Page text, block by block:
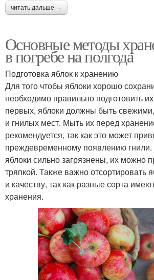
читать дальше →
Основные методы
в погребе на полгода
Подготовка яблок к хранению
Для того чтобы яблоки хорошо
необходимо правильно подготовить
первых, яблоки должны быть
и гнилых мест. Мыть их перед
рекомендуется, так как это может
преждевременному появлению гнили.
яблоки сильно загрязнены, их можно
тряпкой. Также важно отсортировать
и качеству, так как разные сорта
хранения.